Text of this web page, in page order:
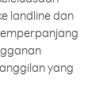
landline dan
yang